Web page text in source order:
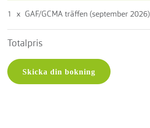
1 x GAF/GCMA träffen (september 2026)
Totalpris